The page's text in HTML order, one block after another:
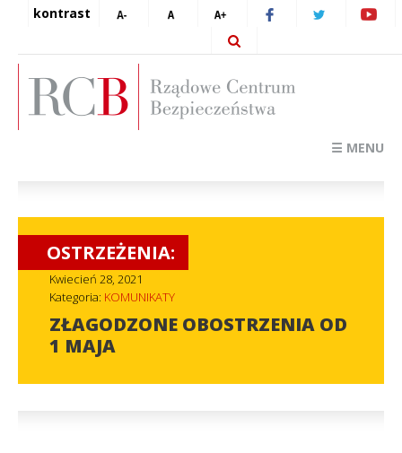
kontrast
☰ MENU
OSTRZEŻENIA:
Kwiecień 28, 2021
Kategoria: KOMUNIKATY
ZŁAGODZONE OBOSTRZENIA OD
1 MAJA